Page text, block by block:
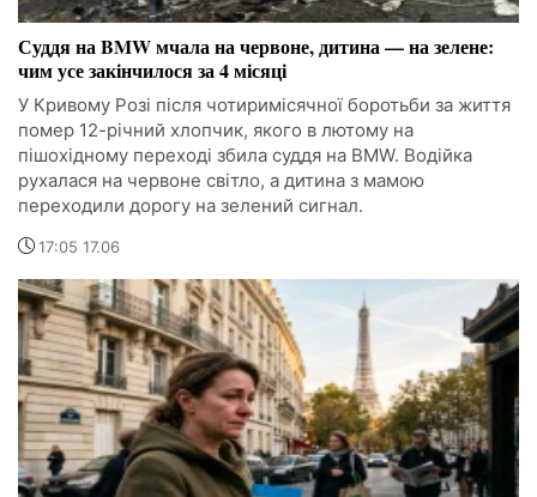
Суддя на BMW мчала на червоне, дитина — на зелене:
чим усе закінчилося за 4 місяці
У Кривому Розі після чотиримісячної боротьби за життя
помер 12-річний хлопчик, якого в лютому на
пішохідному переході збила суддя на BMW. Водійка
рухалася на червоне світло, а дитина з мамою
переходили дорогу на зелений сигнал.
17:05 17.06